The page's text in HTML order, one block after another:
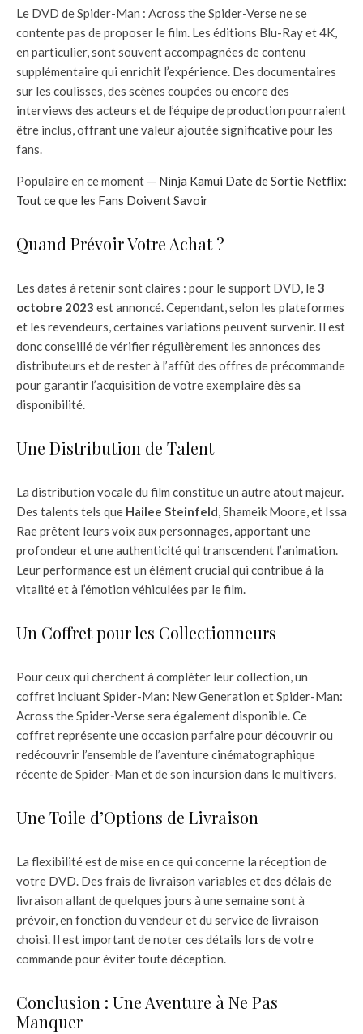
Le DVD de Spider-Man : Across the Spider-Verse ne se
contente pas de proposer le film. Les éditions Blu-Ray et 4K,
en particulier, sont souvent accompagnées de contenu
supplémentaire qui enrichit l’expérience. Des documentaires
sur les coulisses, des scènes coupées ou encore des
interviews des acteurs et de l’équipe de production pourraient
être inclus, offrant une valeur ajoutée significative pour les
fans.
Populaire en ce moment — Ninja Kamui Date de Sortie Netflix:
Tout ce que les Fans Doivent Savoir
Quand Prévoir Votre Achat ?
Les dates à retenir sont claires : pour le support DVD, le3
octobre 2023 est annoncé. Cependant, selon les plateformes
et les revendeurs, certaines variations peuvent survenir. Il est
donc conseillé de vérifier régulièrement les annonces des
distributeurs et de rester à l’affût des offres de précommande
pour garantir l’acquisition de votre exemplaire dès sa
disponibilité.
Une Distribution de Talent
La distribution vocale du film constitue un autre atout majeur.
Des talents tels que Hailee Steinfeld, Shameik Moore, et Issa
Rae prêtent leurs voix aux personnages, apportant une
profondeur et une authenticité qui transcendent l’animation.
Leur performance est un élément crucial qui contribue à la
vitalité et à l’émotion véhiculées par le film.
Un Coffret pour les Collectionneurs
Pour ceux qui cherchent à compléter leur collection, un
coffret incluant Spider-Man: New Generation et Spider-Man:
Across the Spider-Verse sera également disponible. Ce
coffret représente une occasion parfaire pour découvrir ou
redécouvrir l’ensemble de l’aventure cinématographique
récente de Spider-Man et de son incursion dans le multivers.
Une Toile d’Options de Livraison
La flexibilité est de mise en ce qui concerne la réception de
votre DVD. Des frais de livraison variables et des délais de
livraison allant de quelques jours à une semaine sont à
prévoir, en fonction du vendeur et du service de livraison
choisi. Il est important de noter ces détails lors de votre
commande pour éviter toute déception.
Conclusion : Une Aventure à Ne Pas
Manquer